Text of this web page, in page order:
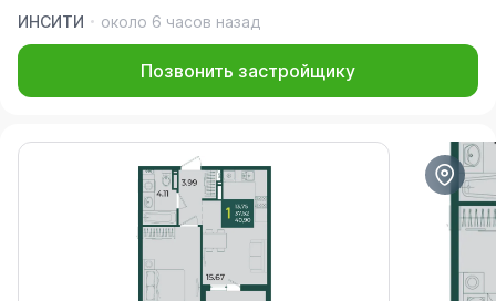
ИНСИТИ
около 6 часов назад
Позвонить застройщику